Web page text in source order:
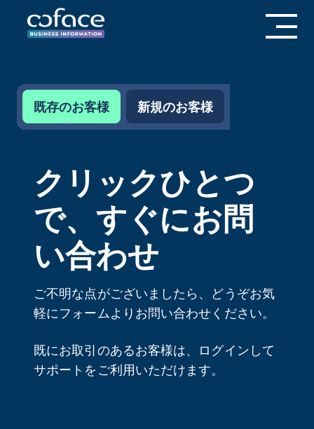
既存のお客様 新規のお客様
クリックひとつ
で、すぐにお問
い合わせ
ご不明な点がございましたら、どうぞお気
軽にフォームよりお問い合わせください。
既にお取引のあるお客様は、ログインして
サポートをご利用いただけます。